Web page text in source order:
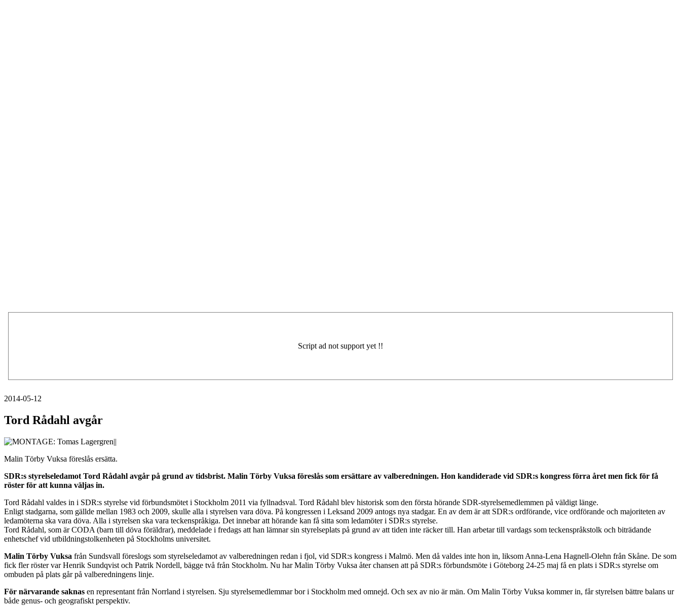
2014-05-12
Tord Rådahl avgår
Malin Törby Vuksa föreslås ersätta.
SDR:s styrelseledamot Tord Rådahl avgår på grund av tidsbrist. Malin Törby Vuksa föreslås som ersättare av valberedningen. Hon kandiderade vid SDR:s kongress förra året men fick för få
röster för att kunna väljas in.
Tord Rådahl valdes in i SDR:s styrelse vid förbundsmötet i Stockholm 2011 via fyllnadsval. Tord Rådahl blev historisk som den första hörande SDR-styrelsemedlemmen på väldigt länge.
Enligt stadgarna, som gällde mellan 1983 och 2009, skulle alla i styrelsen vara döva. På kongressen i Leksand 2009 antogs nya stadgar. En av dem är att SDR:s ordförande, vice ordförande och majoriteten av
ledamöterna ska vara döva. Alla i styrelsen ska vara teckenspråkiga. Det innebar att hörande kan få sitta som ledamöter i SDR:s styrelse.
Tord Rådahl, som är CODA (barn till döva föräldrar), meddelade i fredags att han lämnar sin styrelseplats på grund av att tiden inte räcker till. Han arbetar till vardags som teckenspråkstolk och biträdande
enhetschef vid utbildningstolkenheten på Stockholms universitet.
Malin Törby Vuksa från Sundsvall föreslogs som styrelseledamot av valberedningen redan i fjol, vid SDR:s kongress i Malmö. Men då valdes inte hon in, liksom Anna-Lena Hagnell-Olehn från Skåne. De som
fick fler röster var Henrik Sundqvist och Patrik Nordell, bägge två från Stockholm. Nu har Malin Törby Vuksa åter chansen att på SDR:s förbundsmöte i Göteborg 24-25 maj få en plats i SDR:s styrelse om
ombuden på plats går på valberedningens linje.
För närvarande saknas en representant från Norrland i styrelsen. Sju styrelsemedlemmar bor i Stockholm med omnejd. Och sex av nio är män. Om Malin Törby Vuksa kommer in, får styrelsen bättre balans ur
både genus- och geografiskt perspektiv.